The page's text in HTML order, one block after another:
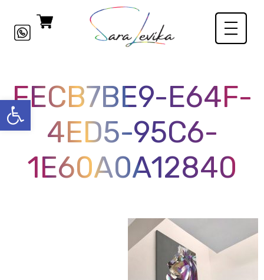
פתח
FECB7BE9-E64F-
4ED5-95C6-
1E60A0A12840